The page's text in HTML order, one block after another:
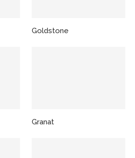
Goldstone
Granat